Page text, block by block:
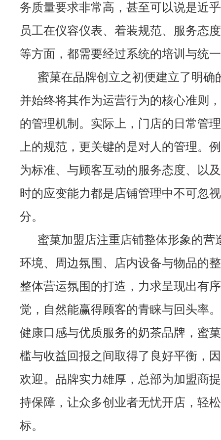
务质量要求非常高，甚至可以说是近
员工在仪容仪表、着装规范、服务态
等方面，都需要经过系统的培训与统
蜜菓在品牌创立之初便建立了明确
并始终将其作为运营行为的核心准则
的管理机制。实际上，门店的日常管
上的规范，更关键的是对人的管理。
为标准、与顾客互动的服务态度、以
时的应变能力都是店铺管理中不可忽
分。
蜜菓加盟店注重店铺整体形象的营
环境、周边氛围、店内设备与物品的
整体营运氛围的打造，力求呈现出有
觉，自然能赢得顾客的青睐与回头率
健康口感与优质服务的奶茶品牌，蜜
槛与收益回报之间取得了良好平衡，
欢迎。品牌实力雄厚，总部为加盟商
持保障，让众多创业者无忧开店，轻
标。